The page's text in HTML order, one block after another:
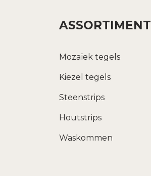
ASSORTIMENT
Mozaïek tegels
Kiezel tegels
Steenstrips
Houtstrips
Waskommen